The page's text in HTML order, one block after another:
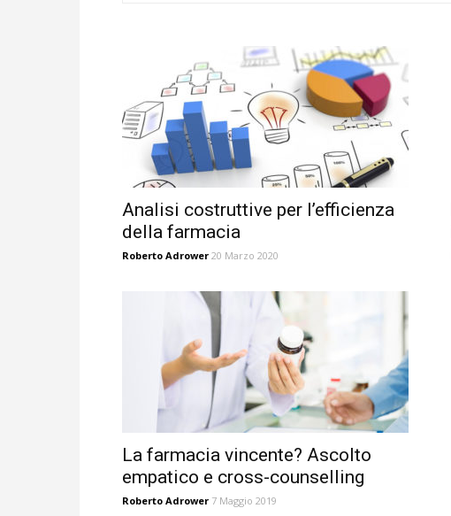
Analisi costruttive per l’efficienza
della farmacia
Roberto Adrower 20 Marzo 2020
La farmacia vincente? Ascolto
empatico e cross-counselling
Roberto Adrower 7 Maggio 2019